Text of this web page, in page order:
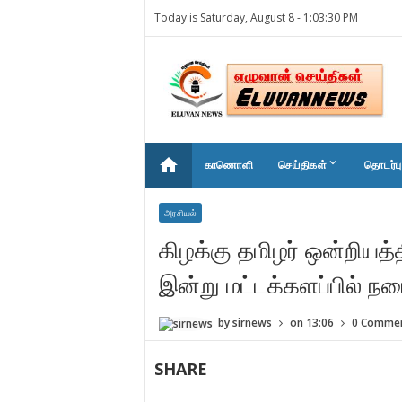
Today is Saturday, August 8 - 1:03:30 PM
home காணொளி செய்திகள் keyboard_arrow_down
அரசியல்
கிழக்கு தமிழர்
இன்று மட்டக்களப்பில்
bysirnews on 13:06 0
SHARE